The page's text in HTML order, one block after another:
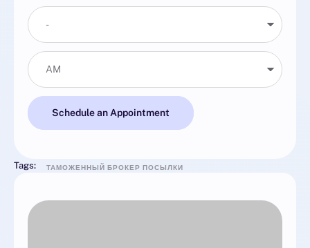
Schedule an Appointment
Tags: ТАМОЖЕННЫЙ БРОКЕР ПОСЫЛКИ